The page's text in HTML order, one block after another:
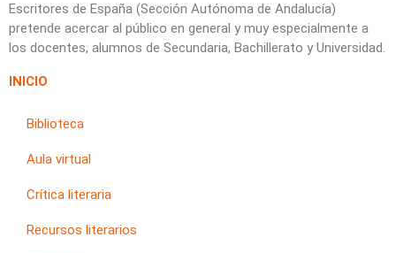
Escritores de España (Sección Autónoma de Andalucía)
pretende acercar al público en general y muy especialmente a
los docentes, alumnos de Secundaria, Bachillerato y Universidad.
INICIO
Biblioteca
Aula virtual
Crítica literaria
Recursos literarios